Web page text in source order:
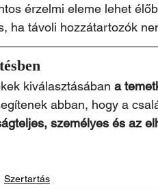
érzelmi eleme lehet
ha távoli hozzátartozók
kiválasztásában a
abban, hogy a
személyes és az
Szertartás